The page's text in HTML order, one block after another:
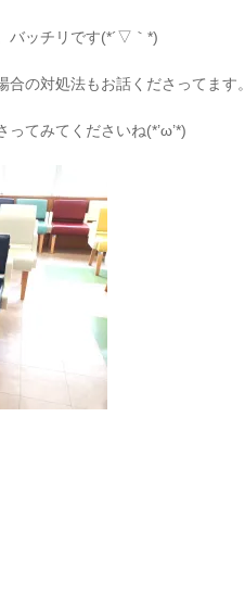
バッチリです(*´▽｀*)
の対処法もお話くださってます。
てみてくださいね(*’ω’*)